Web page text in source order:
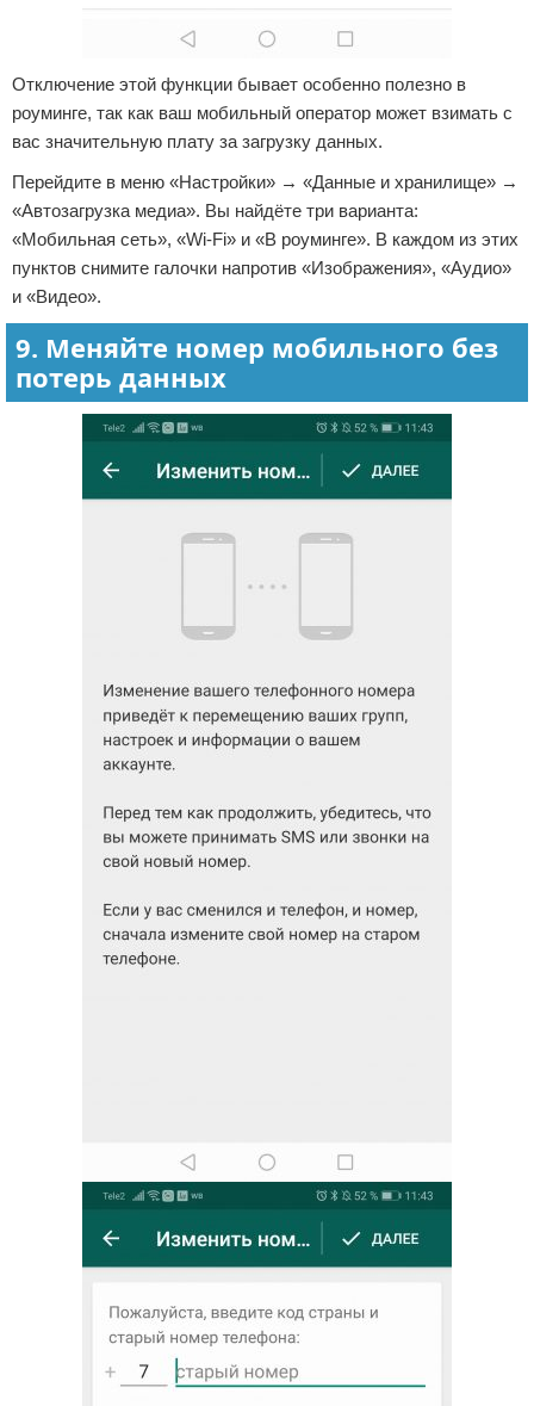
Отключение этой функции бывает особенно полезно в
роуминге, так как ваш мобильный оператор может взимать с
вас значительную плату за загрузку данных.
Перейдите в меню «Настройки» → «Данные и хранилище» →
«Автозагрузка медиа». Вы найдёте три варианта:
«Мобильная сеть», «Wi-Fi» и «В роуминге». В каждом из этих
пунктов снимите галочки напротив «Изображения», «Аудио»
и «Видео».
9. Меняйте номер мобильного без
потерь данных